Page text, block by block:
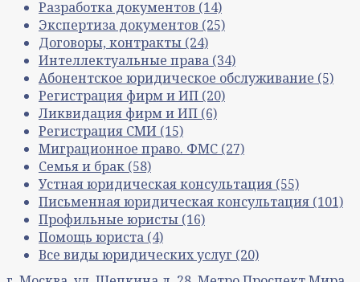
Разработка документов (14)
Экспертиза документов (25)
Договоры, контракты (24)
Интеллектуальные права (34)
Абонентское юридическое обслуживание (5)
Регистрация фирм и ИП (20)
Ликвидация фирм и ИП (6)
Регистрация СМИ (15)
Миграционное право. ФМС (27)
Семья и брак (58)
Устная юридическая консультация (55)
Письменная юридическая консультация (101)
Профильные юристы (16)
Помощь юриста (4)
Все виды юридических услуг (20)